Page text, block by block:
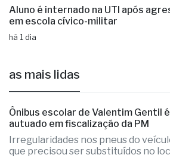
Aluno é internado na UTI após
em escola cívico-militar
há 1 dia
as mais lidas
Ônibus escolar de Valentim Gentil é
autuado em fiscalização da PM
Irregularidades nos pneus do
que precisou ser substituídos no